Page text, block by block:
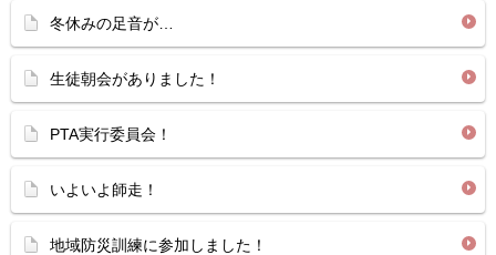
冬休みの足音が…
生徒朝会がありました！
PTA実行委員会！
いよいよ師走！
地域防災訓練に参加しました！